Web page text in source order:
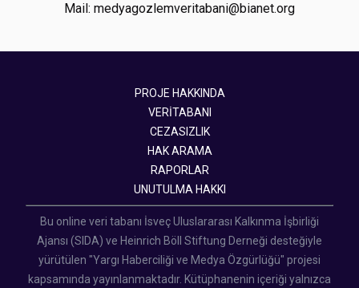
Mail: medyagozlemveritabani@bianet.org
PROJE HAKKINDA
VERİTABANI
CEZASIZLIK
HAK ARAMA
RAPORLAR
UNUTULMA HAKKI
Bu online veri tabanı İsveç Uluslararası Kalkınma İşbirliği
Ajansı (SIDA) ve Heinrich Böll Stiftung Derneği desteğiyle
yürütülen "Yargı Haberciliği ve Medya Özgürlüğü" projesi
kapsamında yayınlanmaktadır. Kütüphanenin içeriği yalnızca